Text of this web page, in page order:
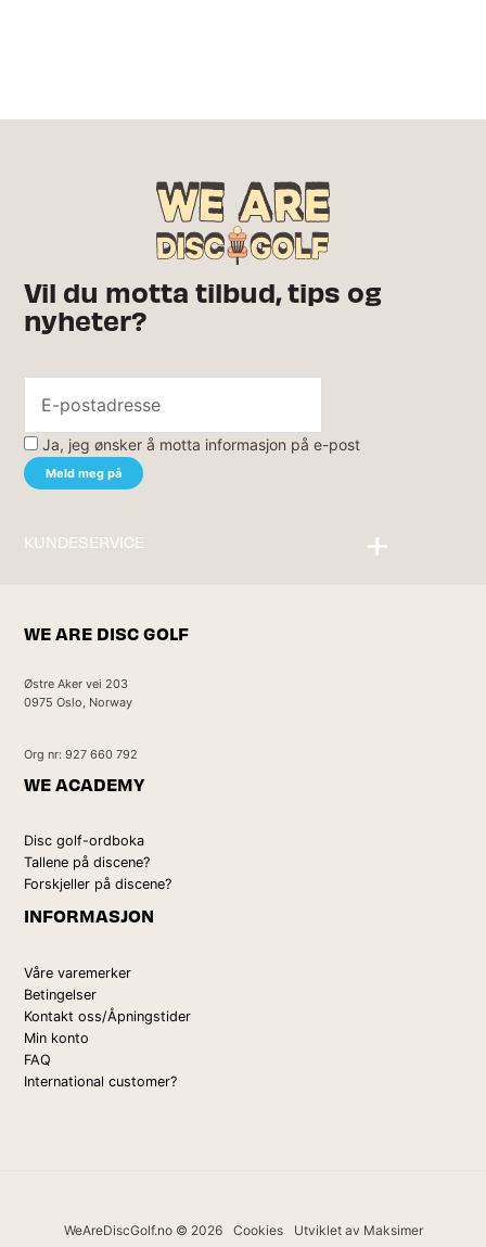
Vil du motta tilbud, tips og
nyheter?
Ja, jeg ønsker å motta informasjon på e-post
KUNDESERVICE
WE ARE DISC GOLF
Østre Aker vei 203
0975 Oslo, Norway
Org nr: 927 660 792
WE ACADEMY
Disc golf-ordboka
Tallene på discene?
Forskjeller på discene?
INFORMASJON
Våre varemerker
Betingelser
Kontakt oss/Åpningstider
Min konto
FAQ
International customer?
WeAreDiscGolf.no © 2026 Cookies Utviklet av Maksimer